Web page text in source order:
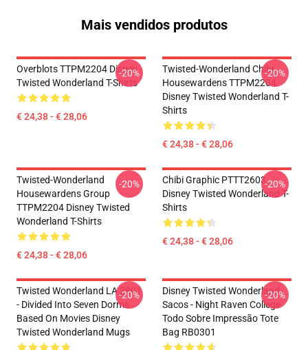
Mais vendidos produtos
Overblots TTPM2204 Disney
Twisted Wonderland T-Shirts
€ 24,38 - € 28,06
-20%
Twisted-Wonderland Chibi
Housewardens TTPM2204
Disney Twisted Wonderland T-
Shirts
€ 24,38 - € 28,06
-20%
Twisted-Wonderland
Housewardens Group
TTPM2204 Disney Twisted
Wonderland T-Shirts
€ 24,38 - € 28,06
-20%
Chibi Graphic PTTT2603
Disney Twisted Wonderland T-
Shirts
€ 24,38 - € 28,06
-20%
Twisted Wonderland LA 2801
- Divided Into Seven Dorms
Based On Movies Disney
Twisted Wonderland Mugs
-20%
Disney Twisted Wonderland
Sacos - Night Raven College
Todo Sobre Impressão Tote
Bag RB0301
-20%